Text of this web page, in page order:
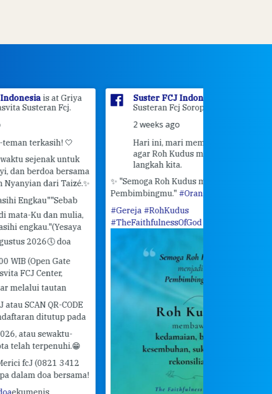
✨
Suster FCJ Indonesiais at
Susteran Fcj Soropadan.
Hari ini, mari membuka hati 💙
agar Roh Kudus menuntun setiap
langkah kita.
✨ "Semoga Roh Kudus menjadi
#OrangMudaKatolik
#Gereja
#RohKudus
#TheFaithfulnessOfGod #susterfcj